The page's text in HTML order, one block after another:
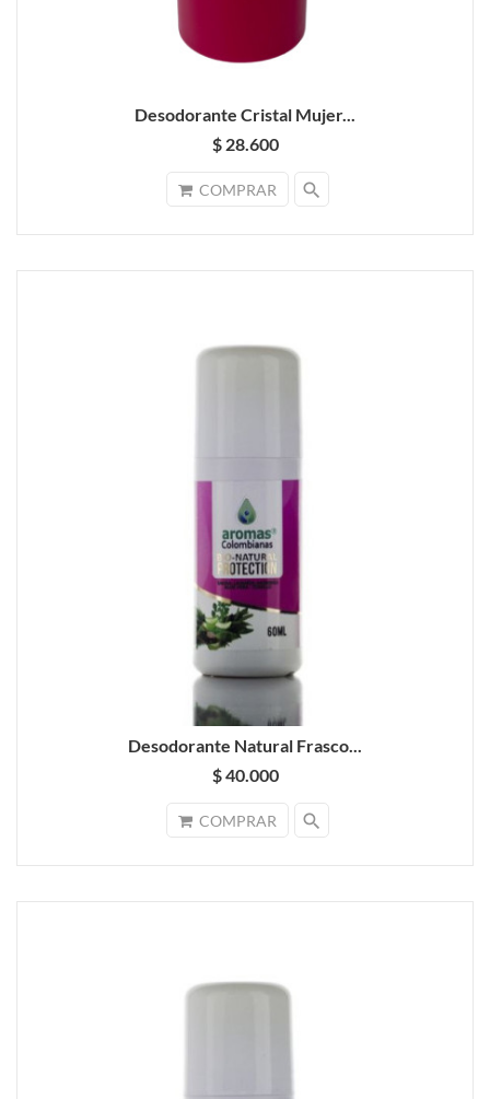
Desodorante Cristal Mujer...
$ 28.600
COMPRAR search
Desodorante Natural Frasco...
$ 40.000
COMPRAR search